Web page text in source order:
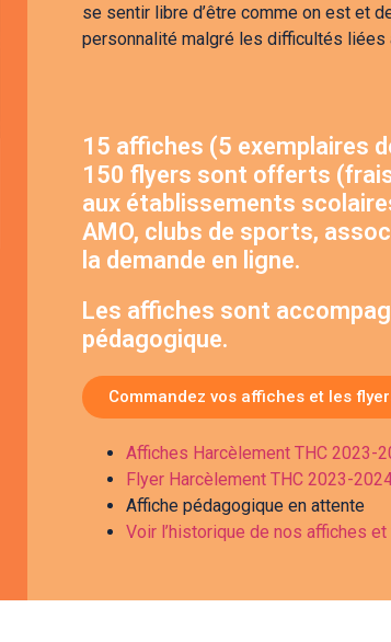
se sentir libre d’être comme on est et
personnalité malgré les difficultés liées
15 affiches (5 exemplaires
150 flyers sont offerts
aux établissements
AMO, clubs de sports,
la demande en ligne.
Les affiches sont
pédagogique.
Commandez vos affiches et les
Affiches Harcèlement THC 2023-
Flyer Harcèlement THC 2023-
Affiche pédagogique en attente
Voir l’historique de nos affiches